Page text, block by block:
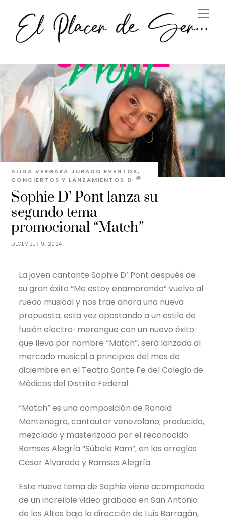
content
DECEMBER 9, 2024
Sophie D’ Pont lanza su
segundo tema
promocional “Match”
ALIDA VERGARA JURADO EVENTOS,
CONCIERTOS Y LANZAMIENTOS 0
La joven cantante Sophie D’ Pont después de
su gran éxito “Me estoy enamorando” vuelve al
ruedo musical y nos trae ahora una nueva
propuesta, esta vez apostando a un estilo de
fusión electro-merengue con un nuevo éxito
que lleva por nombre “Match”, será lanzado al
mercado musical a principios del mes de
diciembre en el Teatro Sante Fe del Colegio de
Médicos del Distrito Federal.
“Match” es una composición de Ronald
Montenegro, cantautor venezolano; producido,
mezclado y masterizado por el reconocido
Ramses Alegría “Súbele Ram”, en los arreglos
Cesar Alvarado y Ramses Alegría.
Este nuevo tema de Sophie viene acompañado
de un increíble video grabado en San Antonio
de los Altos bajo la dirección de Luis Barragán,